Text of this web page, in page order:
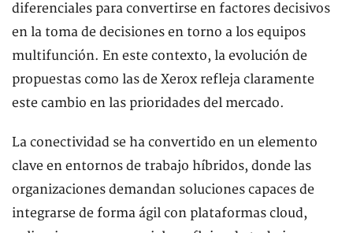
diferenciales para convertirse en factores decisivos
en la toma de decisiones en torno a los equipos
multifunción. En este contexto, la evolución de
propuestas como las de Xerox refleja claramente
este cambio en las prioridades del mercado.
La conectividad se ha convertido en un elemento
clave en entornos de trabajo híbridos, donde las
organizaciones demandan soluciones capaces de
integrarse de forma ágil con plataformas cloud,